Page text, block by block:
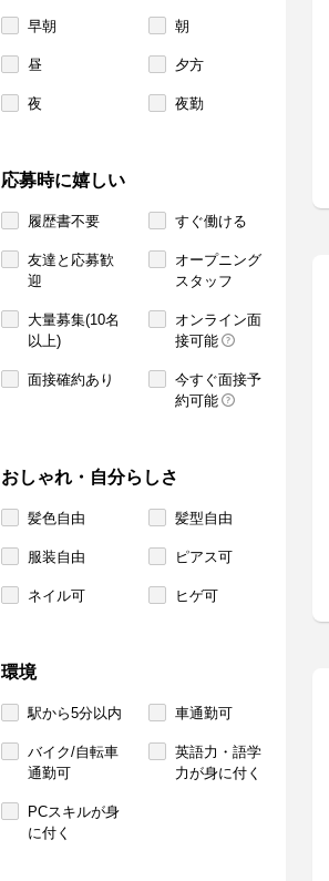
早朝 朝
昼 夕方
夜 夜勤
応募時に嬉しい
履歴書不要 すぐ働ける
友達と応募歓
迎
オープニング
スタッフ
大量募集(10名
以上)
オンライン面
接可能
面接確約あり
今すぐ面接予
約可能
おしゃれ・自分らしさ
髪色自由 髪型自由
服装自由 ピアス可
ネイル可 ヒゲ可
環境
駅から5分以内 車通勤可
バイク/自転車
通勤可
英語力・語学
力が身に付く
PCスキルが身
に付く